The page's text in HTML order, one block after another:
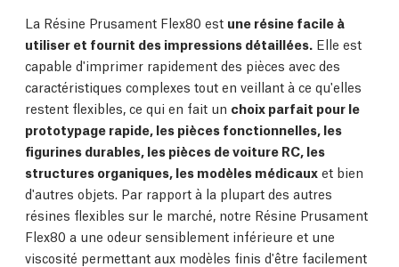
La Résine Prusament Flex80 est une résine facile à
utiliser et fournit des impressions détaillées. Elle est
capable d'imprimer rapidement des pièces avec des
caractéristiques complexes tout en veillant à ce qu'elles
restent flexibles, ce qui en fait un choix parfait pour le
prototypage rapide, les pièces fonctionnelles, les
figurines durables, les pièces de voiture RC, les
structures organiques, les modèles médicaux et bien
d'autres objets. Par rapport à la plupart des autres
résines flexibles sur le marché, notre Résine Prusament
Flex80 a une odeur sensiblement inférieure et une
viscosité permettant aux modèles finis d'être facilement